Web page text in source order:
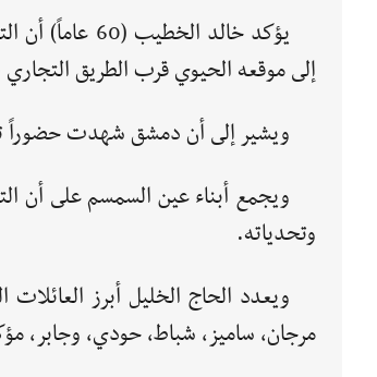
يؤكد خالد
إلى موقعه الحيوي قرب الطريق
ويشير إلى أن دمشق شهدت حضوراً
ويجمع أبناء عين السمسم على أن
وتحدياته.
ويعدد الحاج الخليل أبرز
مرجان، ساميز، شباط، حودي، وجابر،